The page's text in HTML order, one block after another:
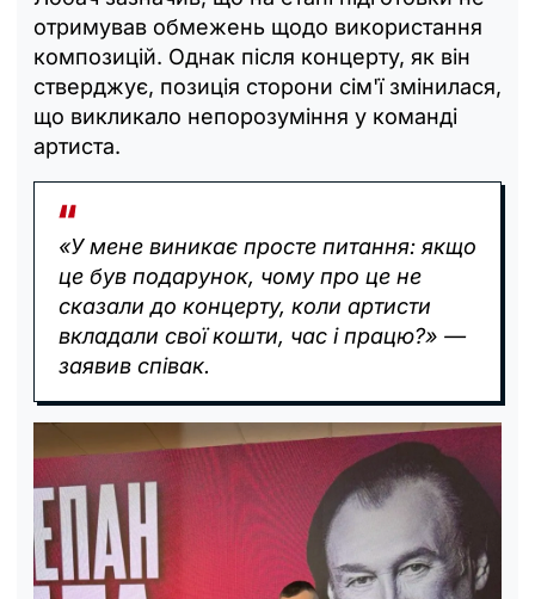
отримував обмежень щодо використання
композицій. Однак після концерту, як він
стверджує, позиція сторони сім'ї змінилася,
що викликало непорозуміння у команді
артиста.
«У мене виникає просте питання: якщо
це був подарунок, чому про це не
сказали до концерту, коли артисти
вкладали свої кошти, час і працю?» —
заявив співак.